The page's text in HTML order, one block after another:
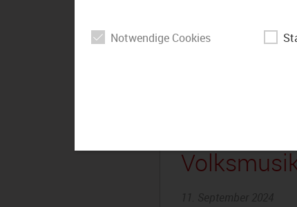
Bad
Notwendige Cookies